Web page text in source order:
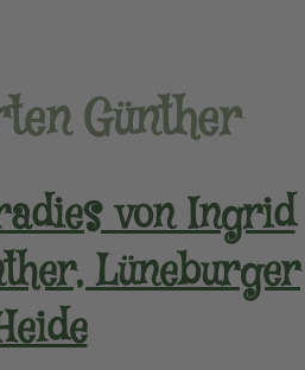
Günther
von Ingrid
Lüneburger